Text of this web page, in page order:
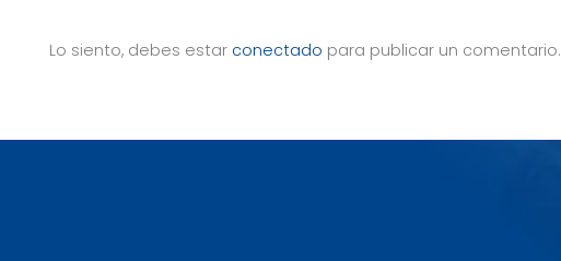
Lo siento, debes estar conectado para publicar un comentario.